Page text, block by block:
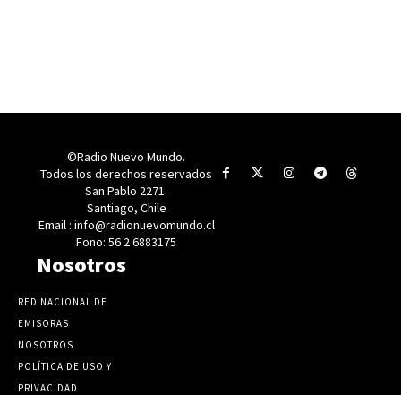
©Radio Nuevo Mundo.
Todos los derechos reservados
San Pablo 2271.
Santiago, Chile
Email : info@radionuevomundo.cl
Fono: 56 2 6883175
Nosotros
RED NACIONAL DE
EMISORAS
NOSOTROS
POLÍTICA DE USO Y
PRIVACIDAD